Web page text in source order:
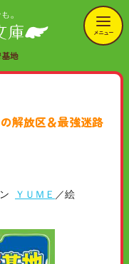
メニュー
地
解放区＆最強迷路
ＹＵＭＥ ／絵